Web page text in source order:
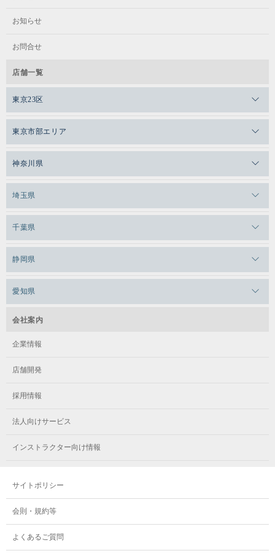
お知らせ
お問合せ
店舗一覧
東京23区
メガロスルフレ恵比寿
メガロス日比谷シャンテ
メガロス白金台
メガロス田端
メガロスルフレ田端
メガロスキッズ錦糸町
メガロス葛飾
東京市部エリア
メガロス三鷹
メガロスルフレ三鷹
メガロス武蔵小金井
メガロスルフレ武蔵小金井
メガロス小平テニススクール
メガロス玉川学園テニススクール
メガロス東小金井学童クラブ
神奈川県
メガロス上永谷
メガロスルフレ上永谷
メガロス神奈川
メガロス日吉
メガロス綱島
メガロスルフレ綱島
メガロス市ヶ尾
メガロス鷺沼
メガロスルフレ鷺沼
メガロス相模大野
メガロス大和
埼玉県
メガロスルフレ草加
千葉県
メガロス本八幡
静岡県
愛知県
メガロステラッセ納屋橋
メガロス千種
会社案内
企業情報
店舗開発
採用情報
法人向けサービス
インストラクター向け情報
サイトポリシー
会則・規約等
よくあるご質問